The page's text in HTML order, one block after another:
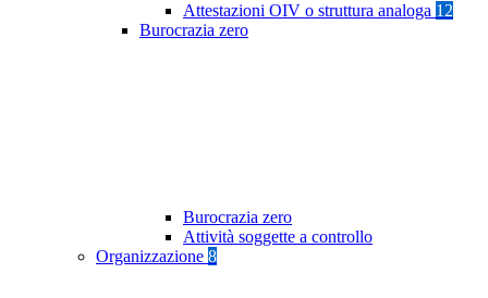
Attestazioni OIV o struttura analoga 12
Burocrazia zero
Burocrazia zero
Attività soggette a controllo
Organizzazione 8